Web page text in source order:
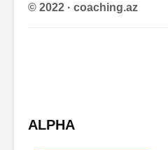
© 2022 · coaching.az
ALPHA
Zalım padşahla